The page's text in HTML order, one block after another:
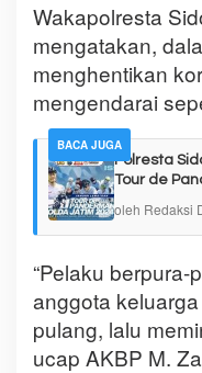
Wakapolresta
mengatakan,
menghentikan
mengendarai
BACA JUGA
Polresta
Tour de
oleh Redaksi
“Pelaku
anggota
pulang, lalu
ucap AKBP M.